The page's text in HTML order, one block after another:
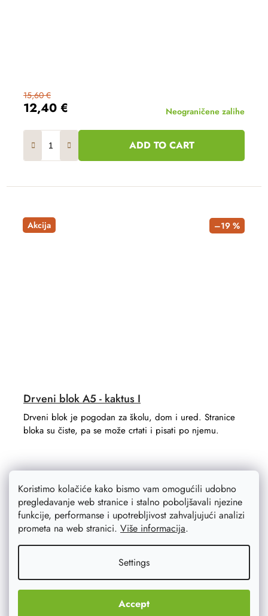
Koristimo kolačiće kako bismo vam omogućili udobno
pregledavanje web stranice i stalno poboljšavali njezine
funkcije, performanse i upotrebljivost zahvaljujući analizi
prometa na web stranici. Više informacija.
Settings
Accept
12,40 €
15,60 €
Neograničene zalihe
ADD TO CART
Akcija –19 %
Drveni blok A5 - kaktus I
Drveni blok je pogodan za školu, dom i ured. Stranice
bloka su čiste, pa se može crtati i pisati po njemu.